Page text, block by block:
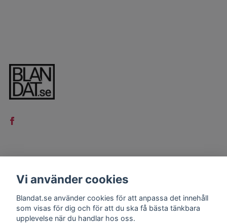
Kontakt
Köpvillkor
Vi använder cookies
Blandat.se använder cookies för att anpassa det innehåll
som visas för dig och för att du ska få bästa tänkbara
upplevelse när du handlar hos oss.